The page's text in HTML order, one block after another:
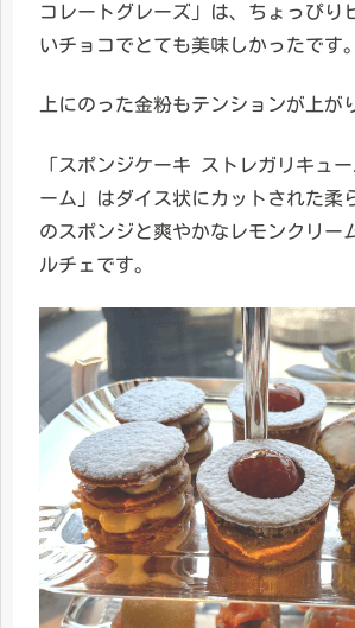
コレートグレーズ」は、ちょっぴり
いチョコでとても美味しかったです。
上にのった金粉もテンションが上が
「スポンジケーキ ストレガリキュ
ーム」はダイス状にカットされた柔
のスポンジと爽やかなレモンクリー
ルチェです。